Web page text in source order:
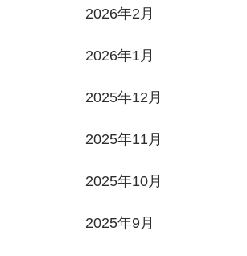
2026年2月
2026年1月
2025年12月
2025年11月
2025年10月
2025年9月